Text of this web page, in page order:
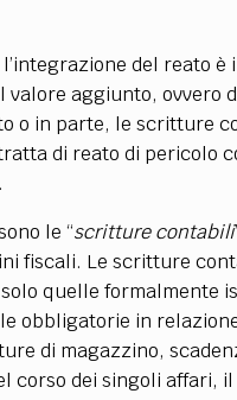
del reato è
valore aggiunto, ovvero
o in parte, le scritture
di reato di pericolo
le “scritture contabili
fiscali. Le scritture
quelle formalmente
obbligatorie in
di magazzino,
corso dei singoli affari,